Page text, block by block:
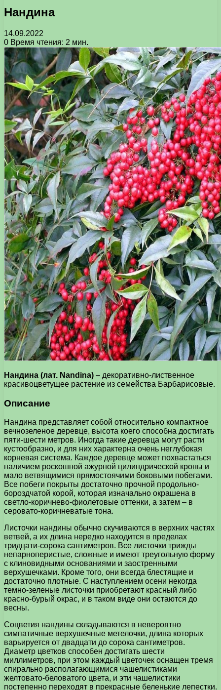
Нандина
14.09.2022
0 Время чтения: 2 мин.
Нандина (лат. Nandina) – декоративно-лиственное
красивоцветущее растение из семейства Барбарисовые.
Описание
Нандина представляет собой относительно компактное
вечнозеленое деревце, высота коего способна достигать
пяти-шести метров. Иногда такие деревца могут расти
кустообразно, и для них характерна очень неглубокая
корневая система. Каждое деревце может похвастаться
наличием роскошной ажурной цилиндрической кроны и
мало ветвящимися прямостоячими боковыми побегами.
Все побеги покрыты достаточно прочной продольно-
бороздчатой корой, которая изначально окрашена в
светло-коричнево-фиолетовые оттенки, а затем – в
серовато-коричневатые тона.
Листочки нандины обычно скучиваются в верхних частях
ветвей, а их длина нередко находится в пределах
тридцати-сорока сантиметров. Все листочки трижды
непарноперистые, сложные и имеют треугольную форму
с клиновидными основаниями и заостренными
верхушечками. Кроме того, они всегда блестящие и
достаточно плотные. С наступлением осени некогда
темно-зеленые листочки приобретают красный либо
красно-бурый окрас, и в таком виде они остаются до
весны.
Соцветия нандины складываются в невероятно
симпатичные верхушечные метелочки, длина которых
варьируется от двадцати до сорока сантиметров.
Диаметр цветков способен достигать шести
миллиметров, при этом каждый цветочек оснащен тремя
спирально располагающимися чашелистиками
желтовато-беловатого цвета, и эти чашелистики
постепенно переходят в прекрасные беленькие лепестки.